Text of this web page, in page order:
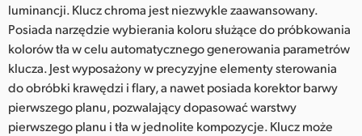
luminancji. Klucz chroma jest niezwykle zaawansowany.
Posiada narzędzie wybierania koloru służące do próbkowania
kolorów tła w celu automatycznego generowania parametrów
klucza. Jest wyposażony w precyzyjne elementy sterowania
do obróbki krawędzi i flary, a nawet posiada korektor barwy
pierwszego planu, pozwalający dopasować warstwy
pierwszego planu i tła w jednolite kompozycje. Klucz może